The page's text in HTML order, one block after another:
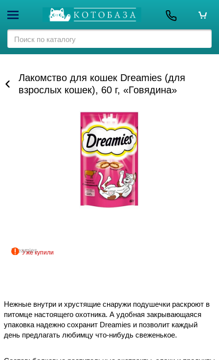
Лакомство для кошек Dreamies (для
взрослых кошек), 60 г, «Говядина»
Dreamies
Уже купили
Нежные внутри и хрустящие снаружи подушечки раскроют в
питомце настоящего охотника. А удобная закрывающаяся
упаковка надежно сохранит Dreamies и позволит каждый
день предлагать любимцу что-нибудь свеженькое.